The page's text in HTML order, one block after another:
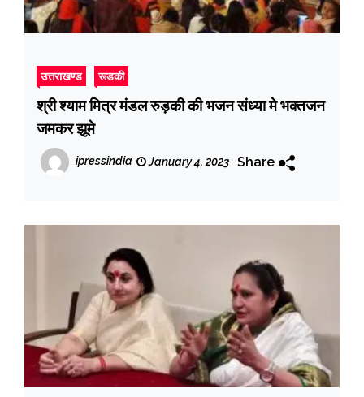
उत्तराखण्ड रूडकी
श्री श्याम मित्र मंडल रुड़की की भजन संध्या मे भक्तजन
जमकर झूमे
ipressindia January 4, 2023 Share